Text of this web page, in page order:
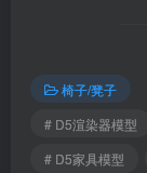
椅子/凳子
# D5渲染器模型
# D5家具模型